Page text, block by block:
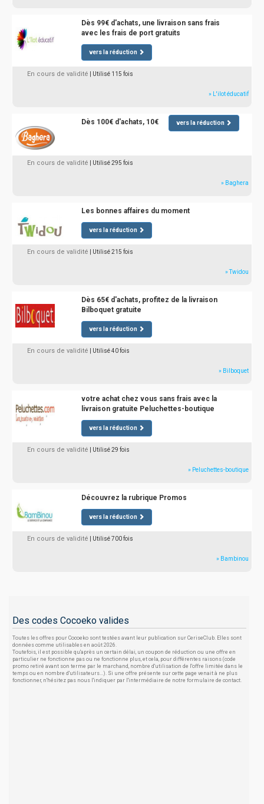
Dès 99€ d'achats, une livraison sans frais
avec les frais de port gratuits
vers la réduction
En cours de validité | Utilisé 115 fois
» L'ilot éducatif
Dès 100€ d'achats, 10€ vers la réduction
En cours de validité | Utilisé 295 fois
» Baghera
Les bonnes affaires du moment
vers la réduction
En cours de validité | Utilisé 215 fois
» Twidou
Dès 65€ d'achats, profitez de la livraison
Bilboquet gratuite
vers la réduction
En cours de validité | Utilisé 40 fois
» Bilboquet
votre achat chez vous sans frais avec la
livraison gratuite Peluchettes-boutique
vers la réduction
En cours de validité | Utilisé 29 fois
» Peluchettes-boutique
Découvrez la rubrique Promos
vers la réduction
En cours de validité | Utilisé 700 fois
» Bambinou
Des codes Cocoeko valides
Toutes les offres pour Cocoeko sont testées avant leur publication sur CeriseClub. Elles sont
données comme utilisables en août 2026.
Toutefois, il est possible qu'après un certain délai, un coupon de réduction ou une offre en
particulier ne fonctionne pas ou ne fonctionne plus, et cela, pour différentes raisons (code
promo retiré avant son terme par le marchand, nombre d'utilisation de l'offre limitée dans le
temps ou en nombre d'utilisateurs...). Si une offre présente sur cette page venait à ne plus
fonctionner, n'hésitez pas nous l'indiquer par l'intermédiaire de notre formulaire de contact.